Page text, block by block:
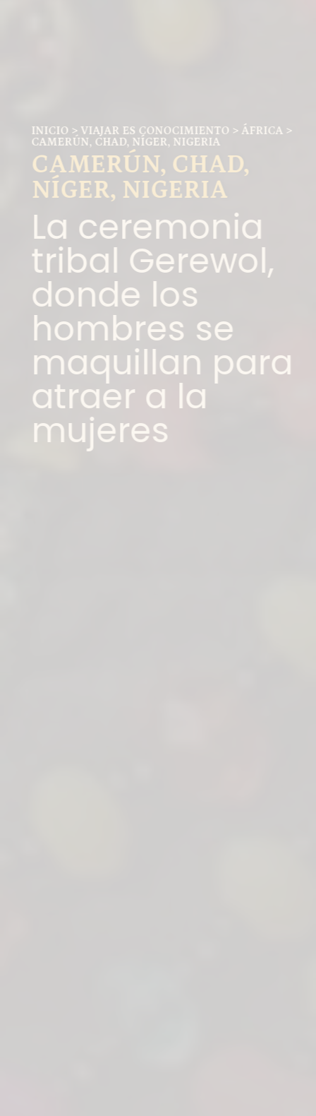
INICIO > VIAJAR ES CONOCIMIENTO > ÁFRICA >
CAMERÚN, CHAD, NÍGER, NIGERIA
CAMERÚN, CHAD,
NÍGER, NIGERIA
La ceremonia
tribal Gerewol,
donde los
hombres se
maquillan para
atraer a la
mujeres